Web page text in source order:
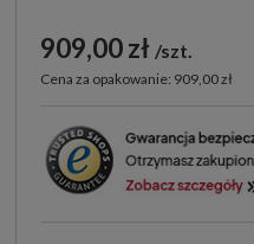
909,00 zł szt.
Cena za opakowanie: 909,00 zł